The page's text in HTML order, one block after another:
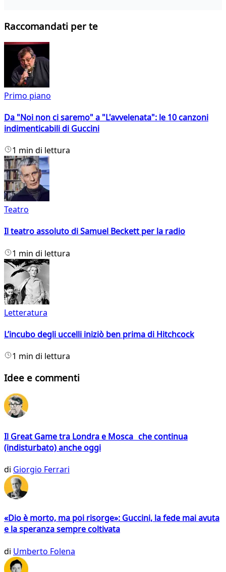
Raccomandati per te
Primo piano
Da "Noi non ci saremo" a "L'avvelenata": le 10 canzoni
indimenticabili di Guccini
1 min di lettura
Teatro
Il teatro assoluto di Samuel Beckett per la radio
1 min di lettura
Letteratura
L’incubo degli uccelli iniziò ben prima di Hitchcock
1 min di lettura
Idee e commenti
Il Great Game tra Londra e Mosca che continua
(indisturbato) anche oggi
di Giorgio Ferrari
«Dio è morto, ma poi risorge»: Guccini, la fede mai avuta
e la speranza sempre coltivata
di Umberto Folena